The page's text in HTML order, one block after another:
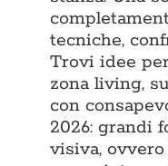
tecniche,
Trovi idee
zona living,
con
2026: grandi
visiva,